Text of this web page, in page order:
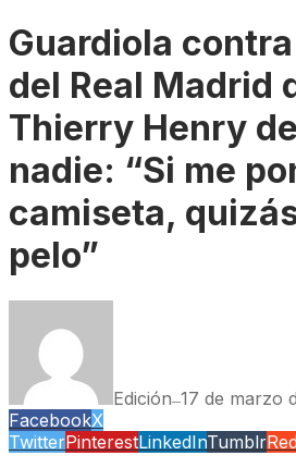
Guardiola
del Real Madrid
Thierry Henry
nadie: “Si me
camiseta,
pelo”
Edición—17 de marzo
FacebookX
TwitterPinterestLinkedInTumblr